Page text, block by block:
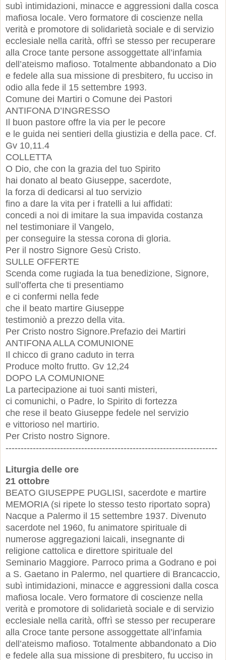
subì intimidazioni, minacce e aggressioni dalla cosca
mafiosa locale. Vero formatore di coscienze nella
verità e promotore di solidarietà sociale e di servizio
ecclesiale nella carità, offrì se stesso per recuperare
alla Croce tante persone assoggettate all’infamia
dell’ateismo mafioso. Totalmente abbandonato a Dio
e fedele alla sua missione di presbitero, fu ucciso in
odio alla fede il 15 settembre 1993.
Comune dei Martiri o Comune dei Pastori
ANTIFONA D’INGRESSO
Il buon pastore offre la via per le pecore
e le guida nei sentieri della giustizia e della pace. Cf.
Gv 10,11.4
COLLETTA
O Dio, che con la grazia del tuo Spirito
hai donato al beato Giuseppe, sacerdote,
la forza di dedicarsi al tuo servizio
fino a dare la vita per i fratelli a lui affidati:
concedi a noi di imitare la sua impavida costanza
nel testimoniare il Vangelo,
per conseguire la stessa corona di gloria.
Per il nostro Signore Gesù Cristo.
SULLE OFFERTE
Scenda come rugiada la tua benedizione, Signore,
sull’offerta che ti presentiamo
e ci confermi nella fede
che il beato martire Giuseppe
testimoniò a prezzo della vita.
Per Cristo nostro Signore.Prefazio dei Martiri
ANTIFONA ALLA COMUNIONE
Il chicco di grano caduto in terra
Produce molto frutto. Gv 12,24
DOPO LA COMUNIONE
La partecipazione ai tuoi santi misteri,
ci comunichi, o Padre, lo Spirito di fortezza
che rese il beato Giuseppe fedele nel servizio
e vittorioso nel martirio.
Per Cristo nostro Signore.
----------------------------------------------------------------------
Liturgia delle ore
21 ottobre
BEATO GIUSEPPE PUGLISI, sacerdote e martire
MEMORIA (si ripete lo stesso testo riportato sopra)
Nacque a Palermo il 15 settembre 1937. Divenuto
sacerdote nel 1960, fu animatore spirituale di
numerose aggregazioni laicali, insegnante di
religione cattolica e direttore spirituale del
Seminario Maggiore. Parroco prima a Godrano e poi
a S. Gaetano in Palermo, nel quartiere di Brancaccio,
subì intimidazioni, minacce e aggressioni dalla cosca
mafiosa locale. Vero formatore di coscienze nella
verità e promotore di solidarietà sociale e di servizio
ecclesiale nella carità, offrì se stesso per recuperare
alla Croce tante persone assoggettate all’infamia
dell’ateismo mafioso. Totalmente abbandonato a Dio
e fedele alla sua missione di presbitero, fu ucciso in